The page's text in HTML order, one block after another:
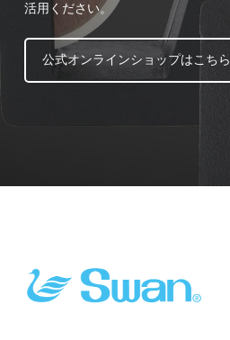
活用ください。
公式オンラインショップはこちら